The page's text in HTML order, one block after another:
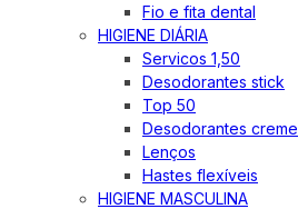
Fio e fita dental
HIGIENE DIÁRIA
Servicos 1,50
Desodorantes stick
Top 50
Desodorantes creme
Lenços
Hastes flexíveis
HIGIENE MASCULINA